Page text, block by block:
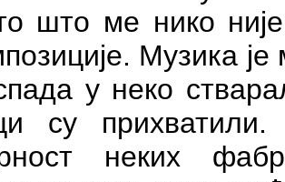
што ме нико
Музика
у неко
су
неких